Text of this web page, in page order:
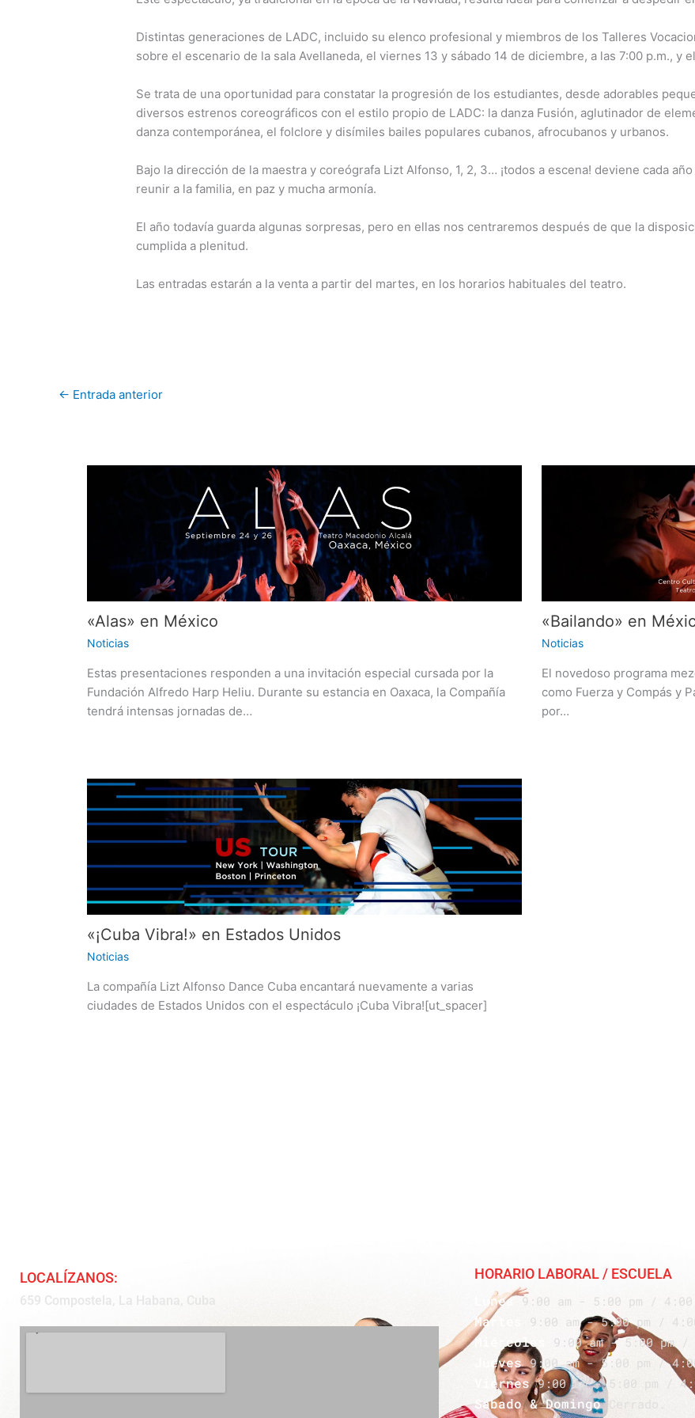
Distintas generaciones de LADC, incluido su elenco profesional y miembros de los Talleres
sobre el escenario de la sala Avellaneda, el viernes 13 y sábado 14 de diciembre, a las 7:00 p.m., y
Se trata de una oportunidad para constatar la progresión de los estudiantes, desde adorables
diversos estrenos coreográficos con el estilo propio de LADC: la danza Fusión, aglutinador de
danza contemporánea, el folclore y disímiles bailes populares cubanos, afrocubanos y urbanos.
Bajo la dirección de la maestra y coreógrafa Lizt Alfonso, 1, 2, 3… ¡todos a escena! deviene cada
reunir a la familia, en paz y mucha armonía.
El año todavía guarda algunas sorpresas, pero en ellas nos centraremos después de que la
cumplida a plenitud.
Las entradas estarán a la venta a partir del martes, en los horarios habituales del teatro.
← Entrada anterior
«Alas» en México
Noticias
Estas presentaciones responden a una invitación especial cursada por la
Fundación Alfredo Harp Heliu. Durante su estancia en Oaxaca, la Compañía
tendrá intensas jornadas de…
«Bailando» en
Noticias
El novedoso programa
como Fuerza y Compás y
por…
«¡Cuba Vibra!» en Estados Unidos
Noticias
La compañía Lizt Alfonso Dance Cuba encantará nuevamente a varias
ciudades de Estados Unidos con el espectáculo ¡Cuba Vibra![ut_spacer]
LOCALÍZANOS:
659 Compostela, La Habana, Cuba
HORARIO LABORAL / ESCUELA
Lunes 9:00 am - 5:00 pm / 4:00
Martes 9:00 am - 5:00 pm /
Miércoles 9:00 am - 5:00 pm /
Jueves 9:00 am - 5:00 pm /
Viernes 9:00 am - 5:00 pm /
Sábado & Domingo Cerrado.